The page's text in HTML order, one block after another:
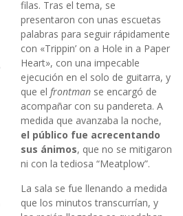
filas. Tras el tema, se
presentaron con unas escuetas
palabras para seguir rápidamente
con «Trippin’ on a Hole in a Paper
Heart», con una impecable
ejecución en el solo de guitarra, y
que elfrontman se encargó de
acompañar con su pandereta. A
medida que avanzaba la noche,
el público fue acrecentando
sus ánimos, que no se mitigaron
ni con la tediosa “Meatplow”.
La sala se fue llenando a medida
que los minutos transcurrían, y